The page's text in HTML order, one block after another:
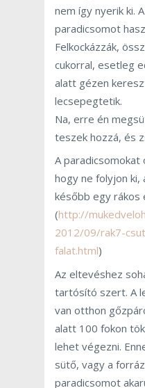
nem így nyerik ki.
paradicsomot
Felkockázzák,
cukorral, esetleg
alatt gézen
lecsepegtetik.
Na, erre én
teszek hozzá, és
A paradicsomokat
hogy ne folyjon ki,
később egy rákos
(http://
2012/09/rak7-
falat.html)
Az eltevéshez
tartósító szert. A
van otthon
alatt 100 fokon
lehet végezni.
sütő, vagy a
paradicsomot